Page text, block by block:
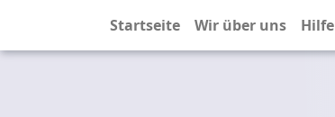
Startseite Wir über uns Hilfe